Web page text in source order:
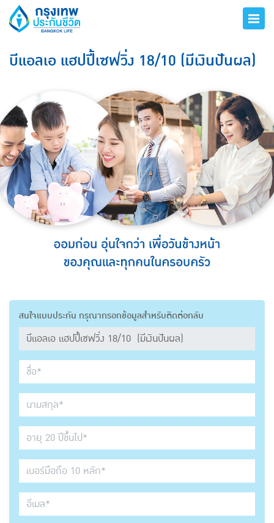
บีแอลเอ แฮปปี้เซฟวิ่ง 18/10 (มีเงินปันผล)
สนใจแบบประกัน กรุณากรอกข้อมูลสำหรับติดต่อกลับ